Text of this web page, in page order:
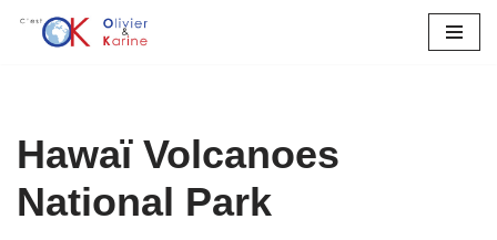
Hawaï Volcanoes
National Park